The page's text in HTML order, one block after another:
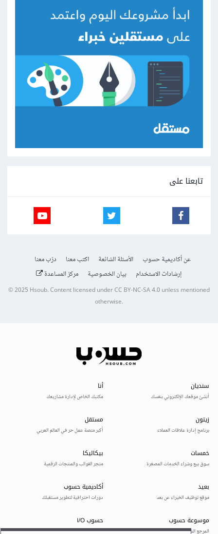
تابعنا على
عن أكاديمية حسوب الأسئلة الشائعة اكتب معنا
درّب معنا
إرشادات الاستخدام
بيان الخصوصية مركز المساعدة
© 2025Hsoub.Content licensed underCC BY-NC-SA 4.0unless mentioned
otherwise.